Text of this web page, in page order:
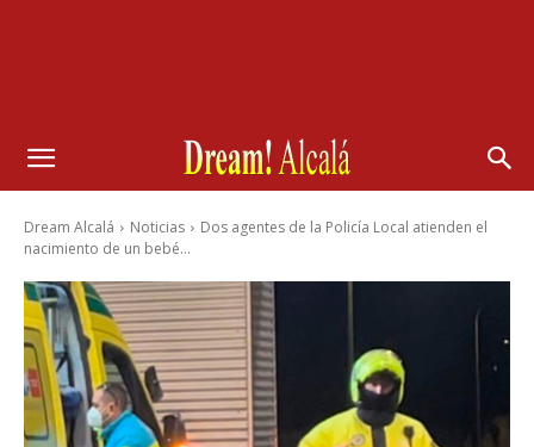
Dream Alcalá Noticias
Dos agentes de la Policía Local atienden el
nacimiento de un bebé...